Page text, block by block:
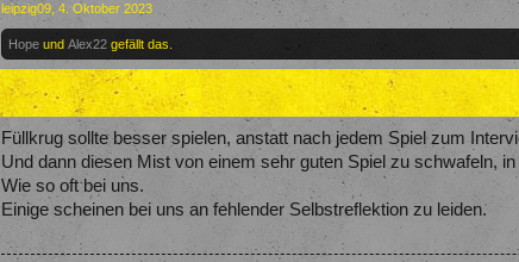
leipzig09 4. Oktober 2023
Hope undAlex22 gefällt das.
Füllkrug sollte besser spielen, anstatt nach jedem Spiel zum
Und dann diesen Mist von einem sehr guten Spiel zu schwafeln,
Wie so oft bei uns.
Einige scheinen bei uns an fehlender Selbstreflektion zu leiden.